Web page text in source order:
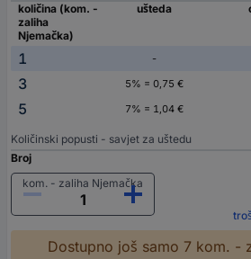
količina (kom. -
zaliha
Njemačka)
ušteda
1 -
3
5% = 0,75 €
5
7% = 1,04 €
Količinski popusti - savjet za uštedu
Broj
kom. - zaliha Njemačka
Dostupno još samo 7 kom. -